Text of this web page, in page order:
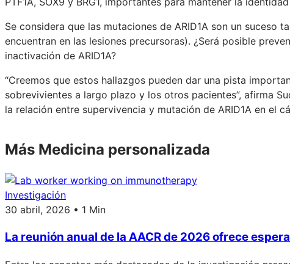
Se considera que las mutaciones de ARID1A son un suceso
encuentran en las lesiones precursoras). ¿Será posible
inactivación de ARID1A?
“Creemos que estos hallazgos pueden dar una pista
sobrevivientes a largo plazo y los otros pacientes”, afirma
la relación entre supervivencia y mutación de ARID1A en el
Más Medicina personalizada
Investigación
30 abril, 2026 • 1 Min
La reunión anual de la AACR de 2026 ofrece